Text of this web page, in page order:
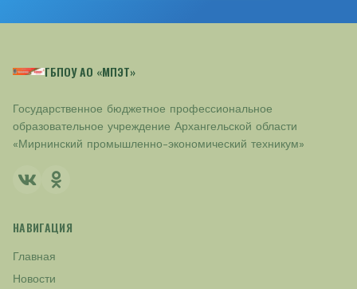
ГБПОУ АО «МПЭТ»
Государственное бюджетное профессиональное
образовательное учреждение Архангельской области
«Мирнинский промышленно-экономический техникум»
НАВИГАЦИЯ
Главная
Новости